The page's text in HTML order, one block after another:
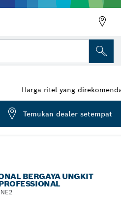
Anda
BERGAYA UNGKIT
Bergaya Ungkit
Harga ritel yang
Temukan dealer setempat